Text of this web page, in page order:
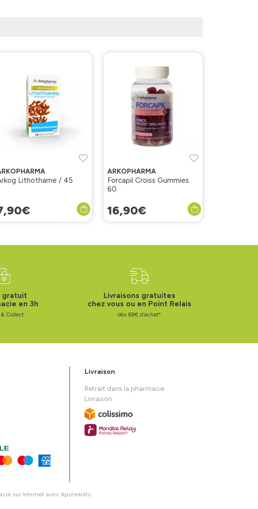
Lithothame / 45
,90€
ARKOPHARMA
Forcapil Croiss Gummies
60
16,90€
gratuit
en 3h
Collect
Livraisons gratuites
chez vous ou en Point Relais
dès 69€ d’achat*
Livraison
Retrait dans la pharmacie
Livraison
sur Internet avec Apotekisto